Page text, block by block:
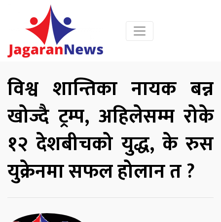
विश्व शान्तिका नायक बन्न
खोज्दै ट्रम्प, अहिलेसम्म रोके
१२ देशबीचको युद्ध, के रुस
युक्रेनमा सफल होलान त ?